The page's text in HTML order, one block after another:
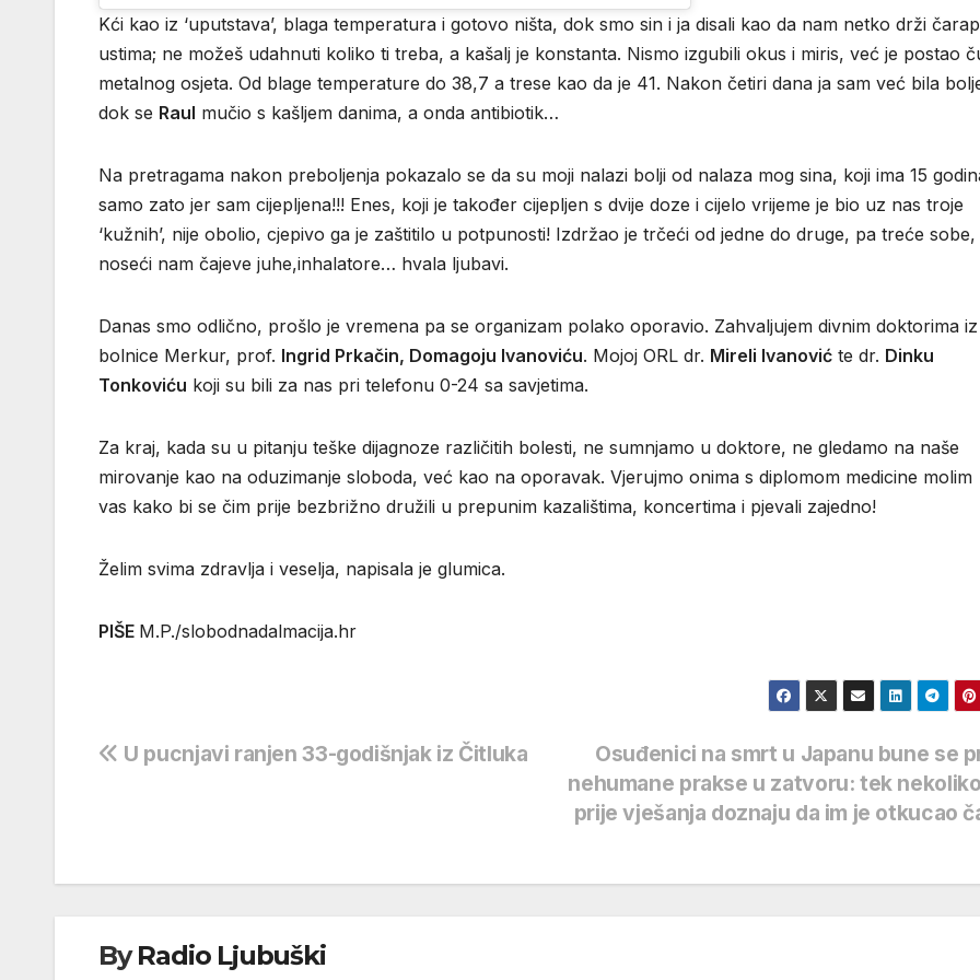
Kći kao iz ‘uputstava’, blaga temperatura i gotovo ništa, dok smo sin i ja disali kao da nam netko drži
ustima; ne možeš udahnuti koliko ti treba, a kašalj je konstanta. Nismo izgubili okus i miris, već je postao
metalnog osjeta. Od blage temperature do 38,7 a trese kao da je 41. Nakon četiri dana ja sam već bila
dok se Raul mučio s kašljem danima, a onda antibiotik…
Na pretragama nakon preboljenja pokazalo se da su moji nalazi bolji od nalaza mog sina, koji ima 15
samo zato jer sam cijepljena!!! Enes, koji je također cijepljen s dvije doze i cijelo vrijeme je bio uz nas troje
‘kužnih’, nije obolio, cjepivo ga je zaštitilo u potpunosti! Izdržao je trčeći od jedne do druge, pa treće sobe,
noseći nam čajeve juhe,inhalatore… hvala ljubavi.
Danas smo odlično, prošlo je vremena pa se organizam polako oporavio. Zahvaljujem divnim doktorima iz
bolnice Merkur, prof. Ingrid Prkačin, Domagoju Ivanoviću. Mojoj ORL dr. Mireli Ivanović te dr. Dinku
Tonkoviću koji su bili za nas pri telefonu 0-24 sa savjetima.
Za kraj, kada su u pitanju teške dijagnoze različitih bolesti, ne sumnjamo u doktore, ne gledamo na naše
mirovanje kao na oduzimanje sloboda, već kao na oporavak. Vjerujmo onima s diplomom medicine molim
vas kako bi se čim prije bezbrižno družili u prepunim kazalištima, koncertima i pjevali zajedno!
Želim svima zdravlja i veselja, napisala je glumica.
PIŠE M.P./slobodnadalmacija.hr
Navigacija
Osuđenici na smrt u Japanu bune se
nehumane prakse u zatvoru: tek
prije vješanja doznaju da im je otkucao
U pucnjavi ranjen 33-godišnjak iz Čitluka
ByRadio Ljubuški